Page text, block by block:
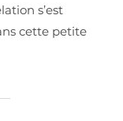
s’est
cette petite